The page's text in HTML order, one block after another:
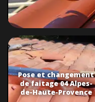
Pose et changement
de faitage 04 Alpes-
de-Haute-Provence